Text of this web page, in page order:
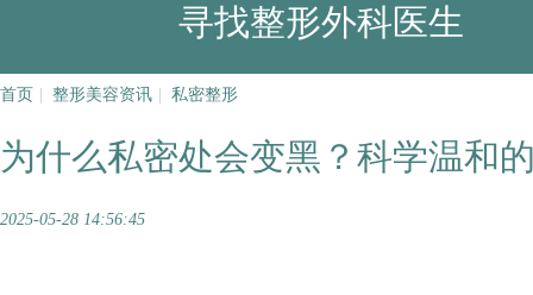
寻找整形外科医生
首页 | 整形美容资讯 | 私密整形
为什么私密处会变黑？科学温和
2025-05-28 14:56:45